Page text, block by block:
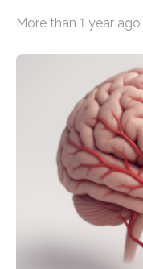
Überplanmäßige
Woche vom
anderem zur
Innovationstag
Berlin überbrachte
Wirtschaft und
Überplanmäßige
More than 1 year ago